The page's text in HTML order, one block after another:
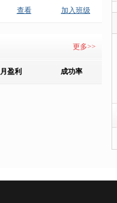
查看 加入班级
更多>>
月盈利 成功率